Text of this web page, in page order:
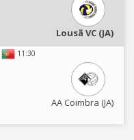
Lousã VC (JA)
11:30
AA Coimbra (JA)